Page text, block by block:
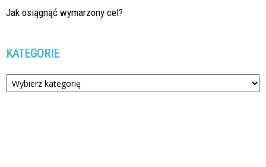
Jak osiągnąć wymarzony cel?
KATEGORIE
Kategorie